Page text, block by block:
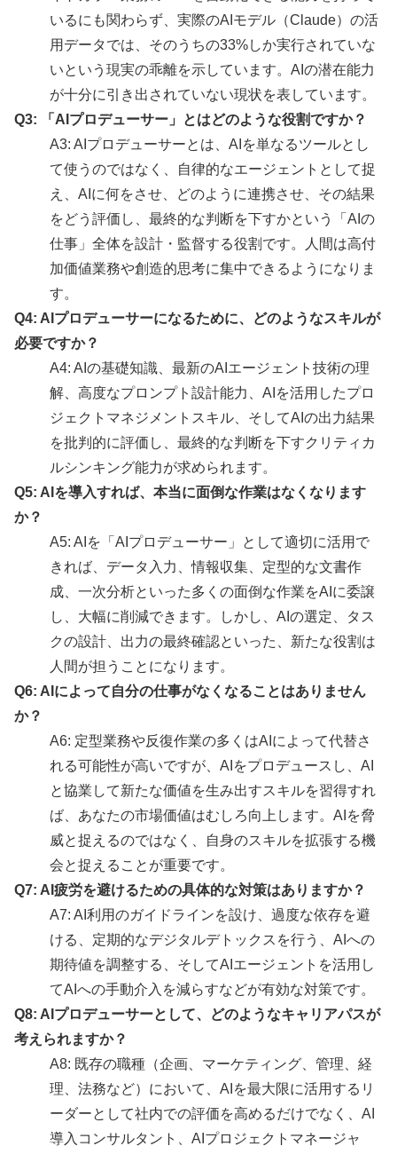
いるにも関わらず、実際のAIモデル（Claude）の活
用データでは、そのうちの33%しか実行されていな
いという現実の乖離を示しています。AIの潜在能力
が十分に引き出されていない現状を表しています。
Q3: 「AIプロデューサー」とはどのような役割ですか？
A3: AIプロデューサーとは、AIを単なるツールとし
て使うのではなく、自律的なエージェントとして捉
え、AIに何をさせ、どのように連携させ、その結果
をどう評価し、最終的な判断を下すかという「AIの
仕事」全体を設計・監督する役割です。人間は高付
加価値業務や創造的思考に集中できるようになりま
す。
Q4: AIプロデューサーになるために、どのようなスキルが
必要ですか？
A4: AIの基礎知識、最新のAIエージェント技術の理
解、高度なプロンプト設計能力、AIを活用したプロ
ジェクトマネジメントスキル、そしてAIの出力結果
を批判的に評価し、最終的な判断を下すクリティカ
ルシンキング能力が求められます。
Q5: AIを導入すれば、本当に面倒な作業はなくなります
か？
A5: AIを「AIプロデューサー」として適切に活用で
きれば、データ入力、情報収集、定型的な文書作
成、一次分析といった多くの面倒な作業をAIに委譲
し、大幅に削減できます。しかし、AIの選定、タス
クの設計、出力の最終確認といった、新たな役割は
人間が担うことになります。
Q6: AIによって自分の仕事がなくなることはありません
か？
A6: 定型業務や反復作業の多くはAIによって代替さ
れる可能性が高いですが、AIをプロデュースし、AI
と協業して新たな価値を生み出すスキルを習得すれ
ば、あなたの市場価値はむしろ向上します。AIを脅
威と捉えるのではなく、自身のスキルを拡張する機
会と捉えることが重要です。
Q7: AI疲労を避けるための具体的な対策はありますか？
A7: AI利用のガイドラインを設け、過度な依存を避
ける、定期的なデジタルデトックスを行う、AIへの
期待値を調整する、そしてAIエージェントを活用し
てAIへの手動介入を減らすなどが有効な対策です。
Q8: AIプロデューサーとして、どのようなキャリアパスが
考えられますか？
A8: 既存の職種（企画、マーケティング、管理、経
理、法務など）において、AIを最大限に活用するリ
ーダーとして社内での評価を高めるだけでなく、AI
導入コンサルタント、AIプロジェクトマネージャ